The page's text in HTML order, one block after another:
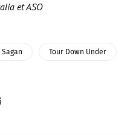
et ASO
Sagan Tour Down Under